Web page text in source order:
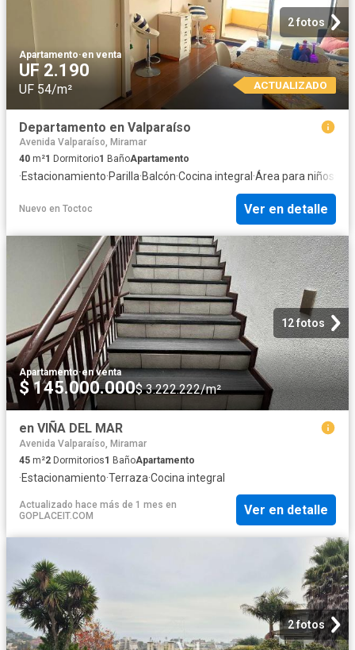
2 fotos
Apartamento·en venta
UF 2.190
UF 54/m² ACTUALIZADO
Departamento en Valparaíso
Avenida Valparaíso, Miramar
40 m²1 Dormitorio1 BañoApartamento
·Estacionamiento·Parilla·Balcón·Cocina integral ·Área para niños
Nuevo en Toctoc Ver en detalle
12 fotos
Apartamento·en venta
$ 145.000.000$ 3.222.222/m²
en VIÑA DEL MAR
Avenida Valparaíso, Miramar
45 m²2 Dormitorios1 BañoApartamento
·Estacionamiento·Terraza·Cocina integral
Actualizado hace más de 1 mes en
GOPLACEIT.COM
Ver en detalle
2 fotos